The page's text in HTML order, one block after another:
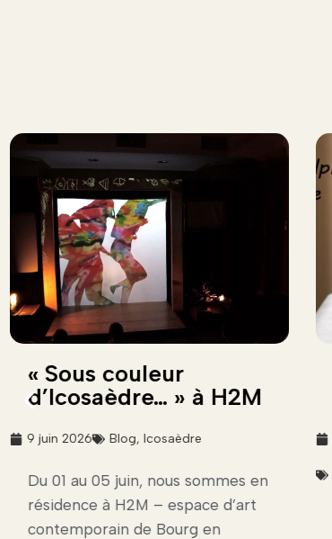
« Sous couleur
d’Icosaèdre… » à H2M
9 juin 2026 Blog, Icosaèdre
Du 01 au 05 juin, nous sommes en
résidence à H2M – espace d’art
contemporain de Bourg en